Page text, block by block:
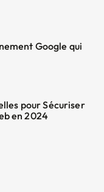
Google qui
pour Sécuriser
en 2024